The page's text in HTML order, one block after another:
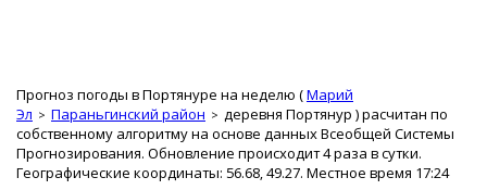
Прогноз погоды в Портянуре на неделю (Марий
Эл
Параньгинский район деревня Портянур ) расчитан по
собственному алгоритму на основе данных Всеобщей Системы
Прогнозирования. Обновление происходит 4 раза в сутки.
Географические координаты: 56.68, 49.27. Местное время 17:24